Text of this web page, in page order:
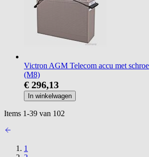
Victron AGM Telecom accu met
(M8)
€ 296,13
In winkelwagen
Items 1-39 van 102
1